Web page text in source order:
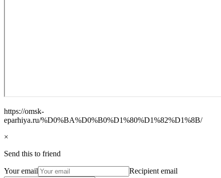
https://omsk-
eparhiya.ru/%D0%BA%D0%B0%D1%80%D1%82%D1%8B/
×
Send this to friend
Your email Recipient email